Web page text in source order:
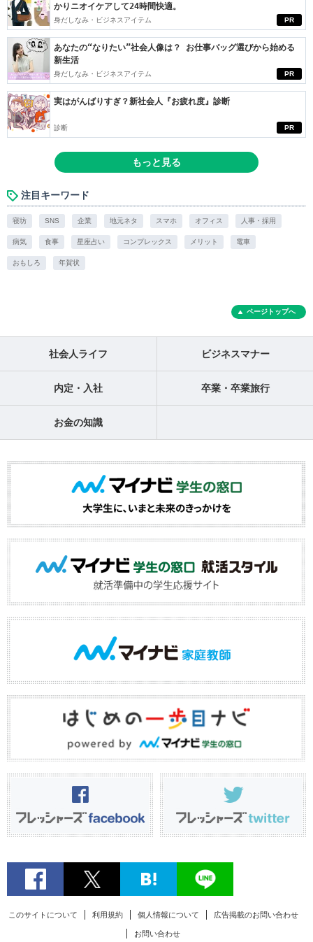
PR
かりニオイケアして24時間快適。
身だしなみ・ビジネスアイテム
PR
あなたの“なりたい”社会人像は？ お仕事バッグ選びから始める
新生活
身だしなみ・ビジネスアイテム
PR
実はがんばりすぎ？新社会人『お疲れ度』診断
診断
もっと見る
注目キーワード
寝坊 SNS 企業 地元ネタ スマホ オフィス 人事・採用
病気 食事 星座占い コンプレックス メリット 電車
おもしろ 年賀状
ページトップへ
社会人ライフ ビジネスマナー
内定・入社 卒業・卒業旅行
お金の知識
このサイトについて 利用規約 個人情報について 広告掲載のお問い合わせ
お問い合わせ